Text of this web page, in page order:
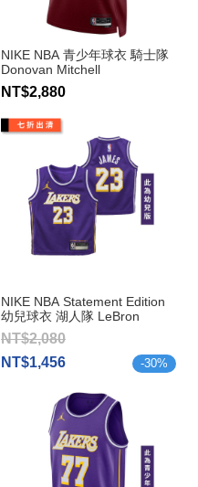
NIKE NBA 青少年球衣 騎士隊
Donovan Mitchell
NT$2,880
NIKE NBA Statement Edition
幼兒球衣 湖人隊 LeBron
James
NT$2,080
NT$1,456
-30%